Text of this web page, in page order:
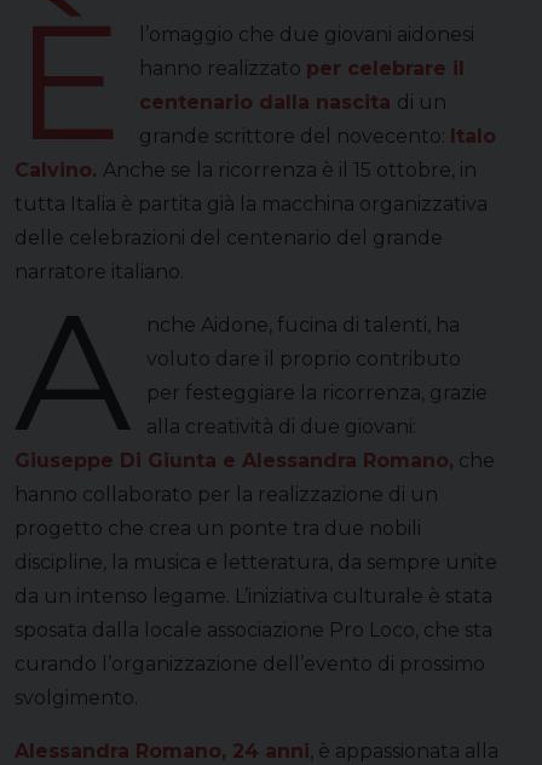
È
l’omaggio che due giovani aidonesi
hanno realizzato per celebrare il
centenario dalla nascita di un
grande scrittore del novecento: Italo
Calvino. Anche se la ricorrenza è il 15 ottobre, in
tutta Italia è partita già la macchina organizzativa
delle celebrazioni del centenario del grande
narratore italiano.
A
nche Aidone, fucina di talenti, ha
voluto dare il proprio contributo
per festeggiare la ricorrenza, grazie
alla creatività di due giovani:
Giuseppe Di Giunta e Alessandra Romano, che
hanno collaborato per la realizzazione di un
progetto che crea un ponte tra due nobili
discipline, la musica e letteratura, da sempre unite
da un intenso legame. L’iniziativa culturale è stata
sposata dalla locale associazione Pro Loco, che sta
curando l’organizzazione dell’evento di prossimo
svolgimento.
Alessandra Romano, 24 anni, è appassionata alla